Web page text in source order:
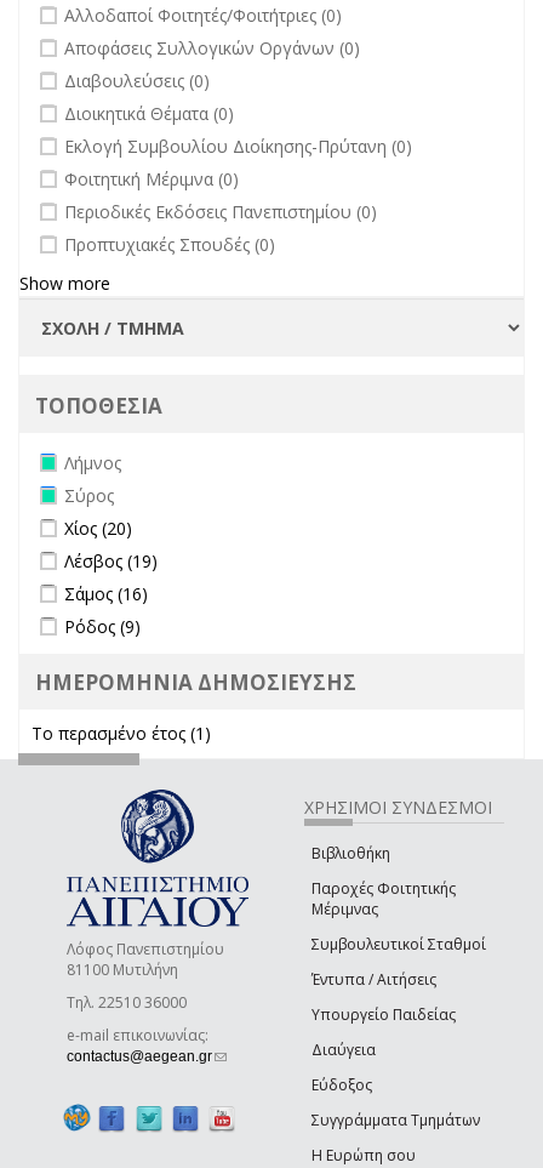
undefined
Αλλοδαποί Φοιτητές/Φοιτήτριες (0)
undefined
Αποφάσεις Συλλογικών Οργάνων (0)
undefined
Διαβουλεύσεις (0)
undefined
Διοικητικά Θέματα (0)
undefined
Εκλογή Συμβουλίου Διοίκησης-Πρύτανη (0)
undefined
Φοιτητική Μέριμνα (0)
undefined
Περιοδικές Εκδόσεις Πανεπιστημίου (0)
undefined
Προπτυχιακές Σπουδές (0)
Show more
ΤΟΠΟΘΕΣΙΑ
Remove Λήμνος filter
Λήμνος
Remove Σύρος filter
Σύρος
Apply Χίος filter
Χίος (20)
Apply Λέσβος filter
Λέσβος (19)
Apply Σάμος filter
Σάμος (16)
Apply Ρόδος filter
Ρόδος (9)
ΗΜΕΡΟΜΗΝΙΑ ΔΗΜΟΣΙΕΥΣΗΣ
Το περασμένο έτος (1)
Λόφος Πανεπιστημίου
81100 Μυτιλήνη
Τηλ. 22510 36000
e-mail επικοινωνίας:
contactus@aegean.gr(link sends e-mail)
ΧΡΗΣΙΜΟΙ ΣΥΝΔΕΣΜΟΙ
Βιβλιοθήκη
Παροχές Φοιτητικής
Μέριμνας
Συμβουλευτικοί Σταθμοί
Έντυπα / Αιτήσεις
Υπουργείο Παιδείας
Διαύγεια
Εύδοξος
Συγγράμματα Τμημάτων
Η Ευρώπη σου